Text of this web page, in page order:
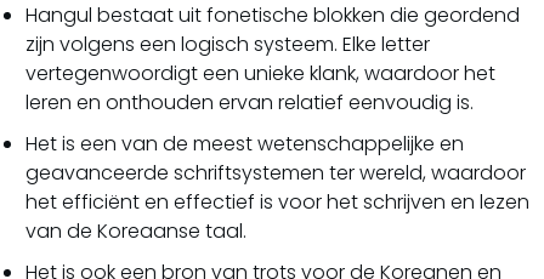
Hangul bestaat uit fonetische blokken die geordend
zijn volgens een logisch systeem. Elke letter
vertegenwoordigt een unieke klank, waardoor het
leren en onthouden ervan relatief eenvoudig is.
Het is een van de meest wetenschappelijke en
geavanceerde schriftsystemen ter wereld, waardoor
het efficiënt en effectief is voor het schrijven en lezen
van de Koreaanse taal.
Het is ook een bron van trots voor de Koreanen en